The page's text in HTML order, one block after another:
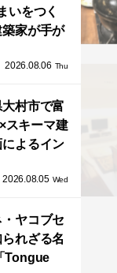
いをつく
築家が手が
わりと浮
い」
2026.08.06 Thu
村市で富
スキーマ建
よるイン
する竹風
2026.08.05 Wed
ヤコブセ
られざる名
Tongue